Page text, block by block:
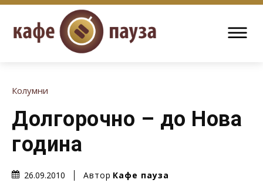
Колумни
Долгорочно – до Нова
година
26.09.2010 Автор Кафе пауза